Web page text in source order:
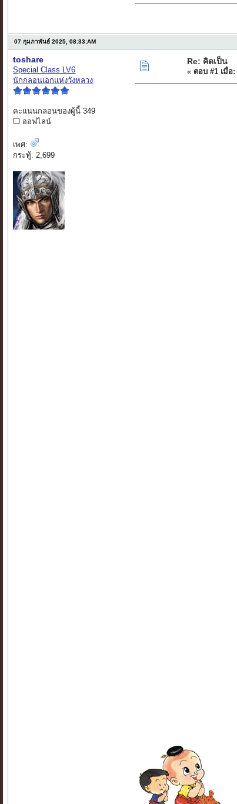
07 กุมภาพันธ์ 2025, 08:33:AM
toshare
Special Class LV6
นักกลอนเอกแห่งวังหลวง
คะแนนกลอนของผู้นี้ 349
ออฟไลน์
เพศ:
กระทู้: 2,699
Re: คิดเป็น
« ตอบ #1 เมื่อ: